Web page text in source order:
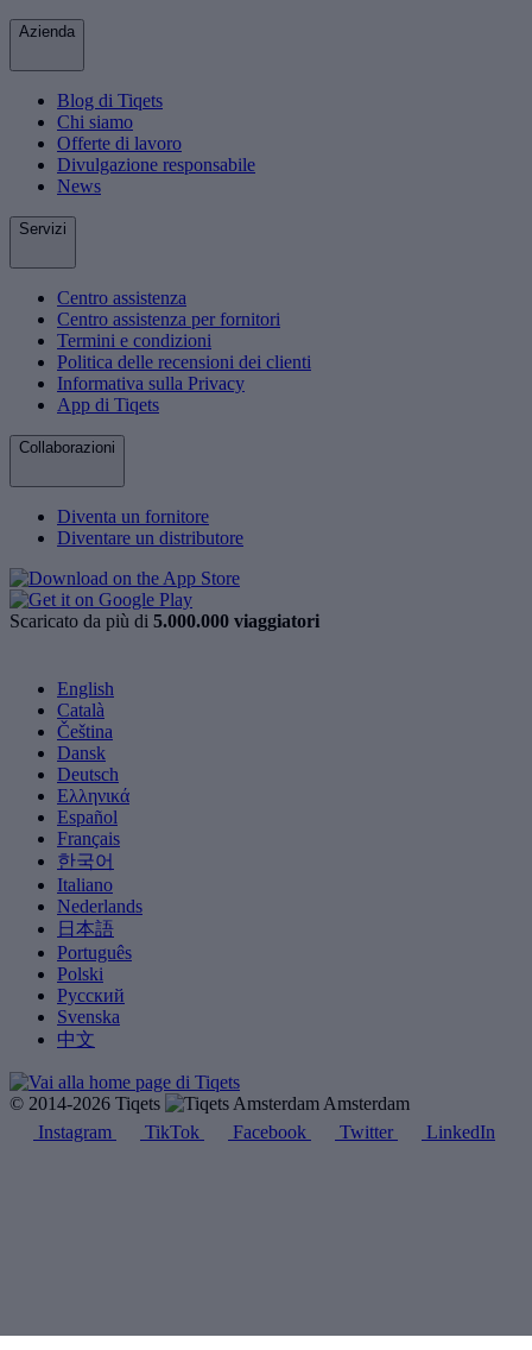
Azienda
Blog di Tiqets
Chi siamo
Offerte di lavoro
Divulgazione responsabile
News
Servizi
Centro assistenza
Centro assistenza per fornitori
Termini e condizioni
Politica delle recensioni dei clienti
Informativa sulla Privacy
App di Tiqets
Collaborazioni
Diventa un fornitore
Diventare un distributore
Scaricato da più di 5.000.000 viaggiatori
English
Català
Čeština
Dansk
Deutsch
Ελληνικά
Español
Français
한국어
Italiano
Nederlands
日本語
Português
Polski
Русский
Svenska
中文
© 2014-2026 Tiqets
Amsterdam
Instagram
TikTok Facebook Twitter LinkedIn